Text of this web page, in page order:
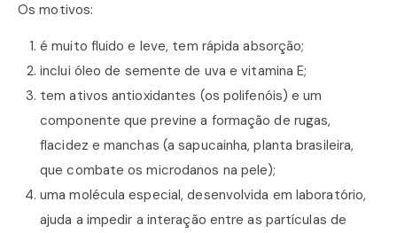
Os motivos:
é muito fluido e leve, tem rápida absorção;
inclui óleo de semente de uva e vitamina E;
tem ativos antioxidantes (os polifenóis) e um
componente que previne a formação de rugas,
flacidez e manchas (a sapucainha, planta brasileira,
que combate os microdanos na pele);
uma molécula especial, desenvolvida em laboratório,
ajuda a impedir a interação entre as partículas de